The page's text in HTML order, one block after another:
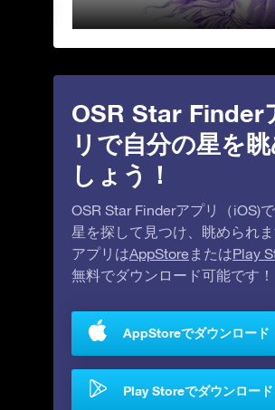
OSR Star Finder
リで自分の星を眺
しょう！
OSR Star Finderアプリ（iOS)
星を探して見つけ、眺められ
アプリはAppStore またはPlay
無料でダウンロード可能です！
AppStoreでダウンロード
Play Storeでダウンロード